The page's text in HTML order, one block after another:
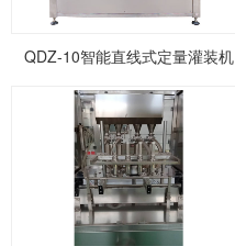
QDZ-10智能直线式定量灌装机